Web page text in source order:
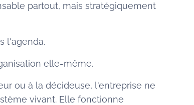
partout, mais stratégiquement
l'agenda.
elle-même.
ou à la décideuse, l'entreprise ne
vivant. Elle fonctionne